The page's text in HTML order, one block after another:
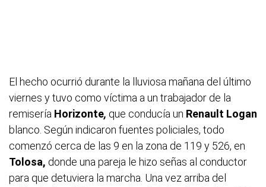
El hecho ocurrió durante la lluviosa mañana del último
viernes y tuvo como víctima a un trabajador de la
remisería Horizonte, que conducía un Renault Logan
blanco. Según indicaron fuentes policiales, todo
comenzó cerca de las 9 en la zona de 119 y 526, en
Tolosa, donde una pareja le hizo señas al conductor
para que detuviera la marcha. Una vez arriba del